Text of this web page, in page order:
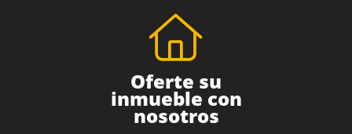
Oferte su
inmueble con
nosotros